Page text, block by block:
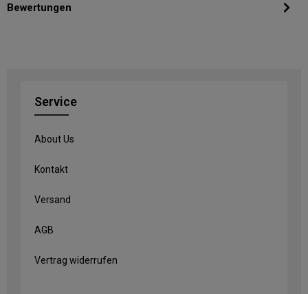
Bewertungen
Service
About Us
Kontakt
Versand
AGB
Vertrag widerrufen